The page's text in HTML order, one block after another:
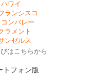
ワイ
ランシスコ
ンバレー
ラメント
ンゼルス
はこちらから
トフォン版